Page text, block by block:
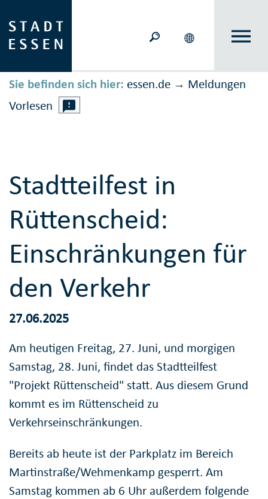
Sie befinden sich hier: essen.de → Meldungen
Vorlesen
Stadtteilfest in
Rüttenscheid:
Einschränkungen für
den Verkehr
27.06.2025
Am heutigen Freitag, 27. Juni, und morgigen
Samstag, 28. Juni, findet das Stadtteilfest
"Projekt Rüttenscheid" statt. Aus diesem Grund
kommt es im Rüttenscheid zu
Verkehrseinschränkungen.
Bereits ab heute ist der Parkplatz im Bereich
Martinstraße/Wehmenkamp gesperrt. Am
Samstag kommen ab 6 Uhr außerdem folgende